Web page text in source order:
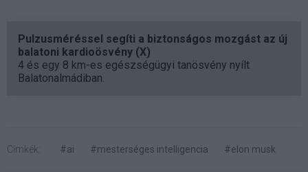
Pulzusméréssel segíti a biztonságos mozgást az új
balatoni kardioösvény (X)
4 és egy 8 km-es egészségügyi tanösvény nyílt
Balatonalmádiban.
Címkék: #ai #mesterséges intelligencia #elon musk